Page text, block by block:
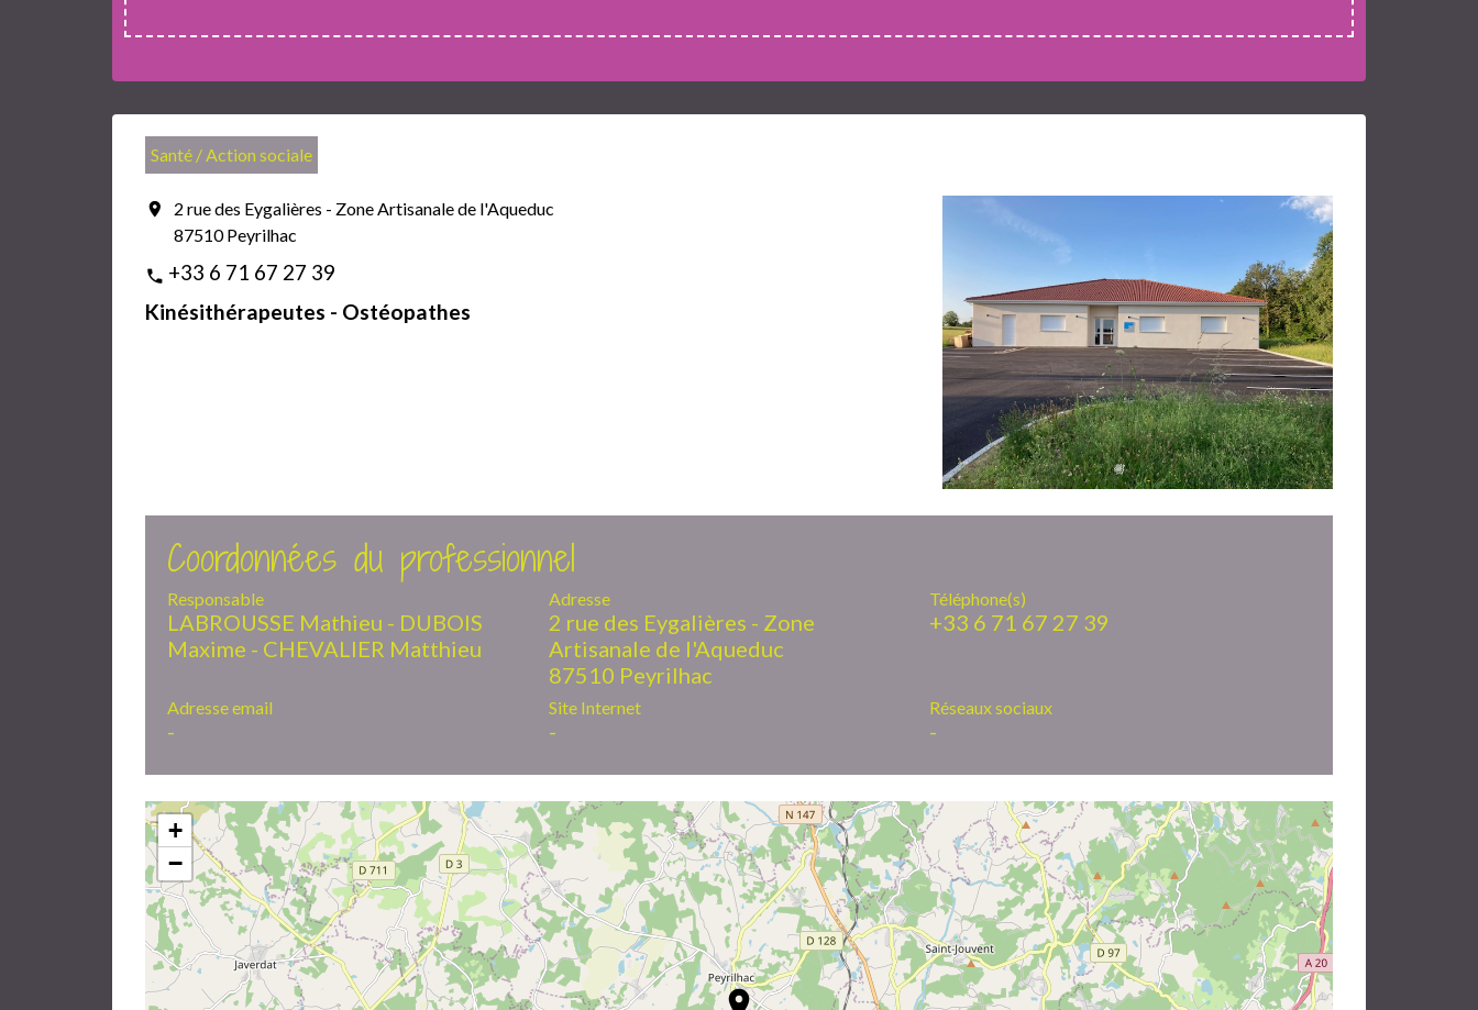
Santé / Action sociale
location_on
2 rue des Eygalières - Zone Artisanale de l'Aqueduc
87510 Peyrilhac
phone +33 6 71 67 27 39
Kinésithérapeutes - Ostéopathes
Coordonnées du professionnel
Responsable
LABROUSSE Mathieu - DUBOIS
Maxime - CHEVALIER Matthieu
Adresse
2 rue des Eygalières - Zone
Artisanale de l'Aqueduc
87510 Peyrilhac
Téléphone(s)
+33 6 71 67 27 39
Adresse email
-
Site Internet
-
Réseaux sociaux
-
location_on
+
−